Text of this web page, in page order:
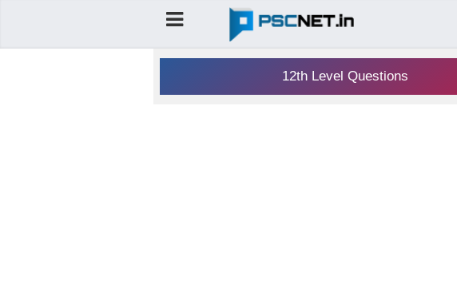
12th Level Questions